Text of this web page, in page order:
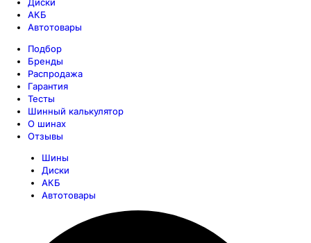
АКБ
Автотовары
Подбор
Бренды
Распродажа
Гарантия
Тесты
Шинный калькулятор
О шинах
Отзывы
Шины
Диски
АКБ
Автотовары